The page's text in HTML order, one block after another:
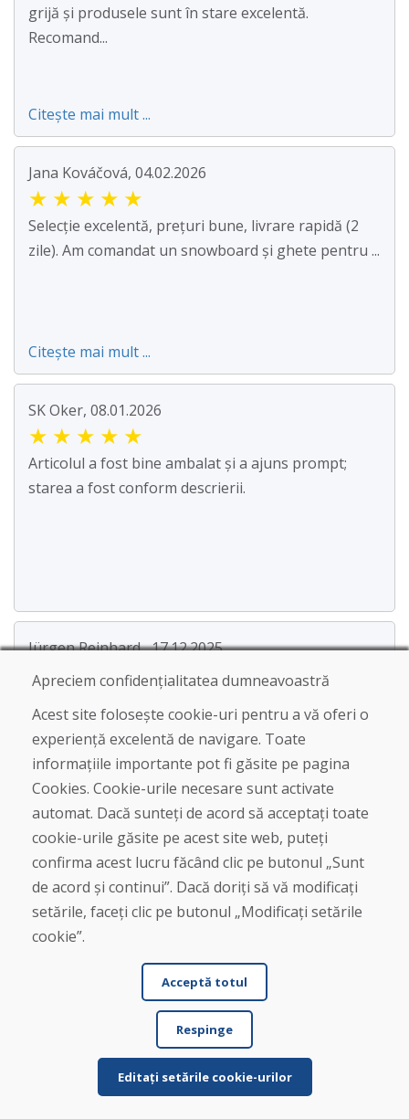
grijă și produsele sunt în stare excelentă.
Recomand...
Citește mai mult ...
Jana Kováčová, 04.02.2026
★ ★ ★ ★ ★
Selecție excelentă, prețuri bune, livrare rapidă (2
zile). Am comandat un snowboard și ghete pentru ...
Citește mai mult ...
SK Oker, 08.01.2026
★ ★ ★ ★ ★
Articolul a fost bine ambalat și a ajuns prompt;
starea a fost conform descrierii.
Jürgen Reinhard , 17.12.2025
★★★★★
primit în termen de patru zile lucrătoare. Sch...
Afișează mai multe recenzii >
Scrie o recenzie
Apreciem confidențialitatea dumneavoastră
Acest site folosește cookie-uri pentru a vă oferi o
experiență excelentă de navigare. Toate
informațiile importante pot fi găsite pe pagina
Cookies. Cookie-urile necesare sunt activate
automat. Dacă sunteți de acord să acceptați toate
cookie-urile găsite pe acest site web, puteți
confirma acest lucru făcând clic pe butonul „Sunt
de acord și continui”. Dacă doriți să vă modificați
setările, faceți clic pe butonul „Modificați setările
cookie”.
Acceptă totul
Respinge
Editați setările cookie-urilor